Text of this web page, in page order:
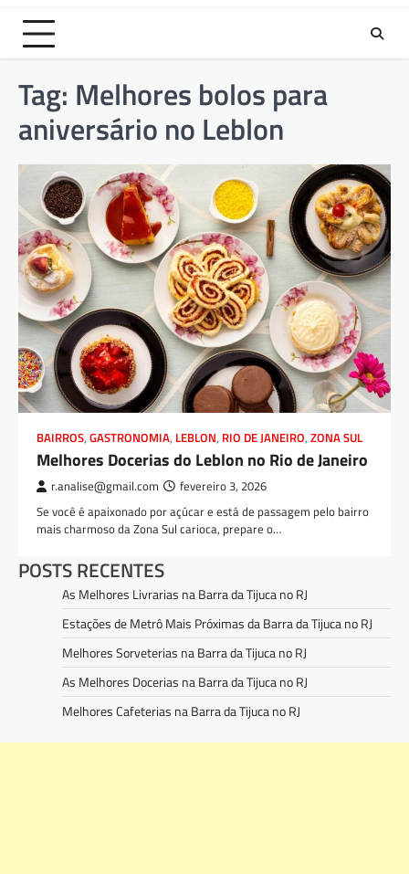
Tag: Melhores bolos para
aniversário no Leblon
BAIRROS, GASTRONOMIA, LEBLON, RIO DE JANEIRO, ZONA SUL
Melhores Docerias do Leblon no Rio de Janeiro
r.analise@gmail.com fevereiro 3, 2026
Se você é apaixonado por açúcar e está de passagem pelo bairro
mais charmoso da Zona Sul carioca, prepare o…
POSTS RECENTES
As Melhores Livrarias na Barra da Tijuca no RJ
Estações de Metrô Mais Próximas da Barra da Tijuca no RJ
Melhores Sorveterias na Barra da Tijuca no RJ
As Melhores Docerias na Barra da Tijuca no RJ
Melhores Cafeterias na Barra da Tijuca no RJ